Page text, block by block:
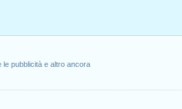
pubblicità e altro ancora